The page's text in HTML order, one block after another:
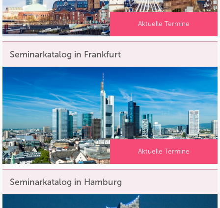
Aktuelle Termine
Seminarkatalog in Frankfurt
Aktuelle Termine
Seminarkatalog in Hamburg